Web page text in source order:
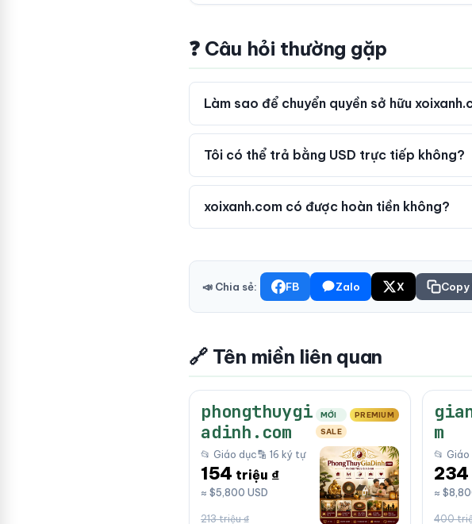
❓ Câu hỏi thường gặp
Làm sao để chuyển quyền sở hữu
Tôi có thể trả bằng USD trực tiếp không?
xoixanh.com có được hoàn tiền không?
📣 Chia sẻ: FB Zalo X Copy
🔗 Tên miền liên quan
phongthuygi
adinh.com
MỚI
PREMIUM
SALE
📂 Giáo dục🔡 16 ký tự
154 triệu ₫
≈ $5,800 USD
213 triệu ₫
m
📂 Giáo
234
≈
400